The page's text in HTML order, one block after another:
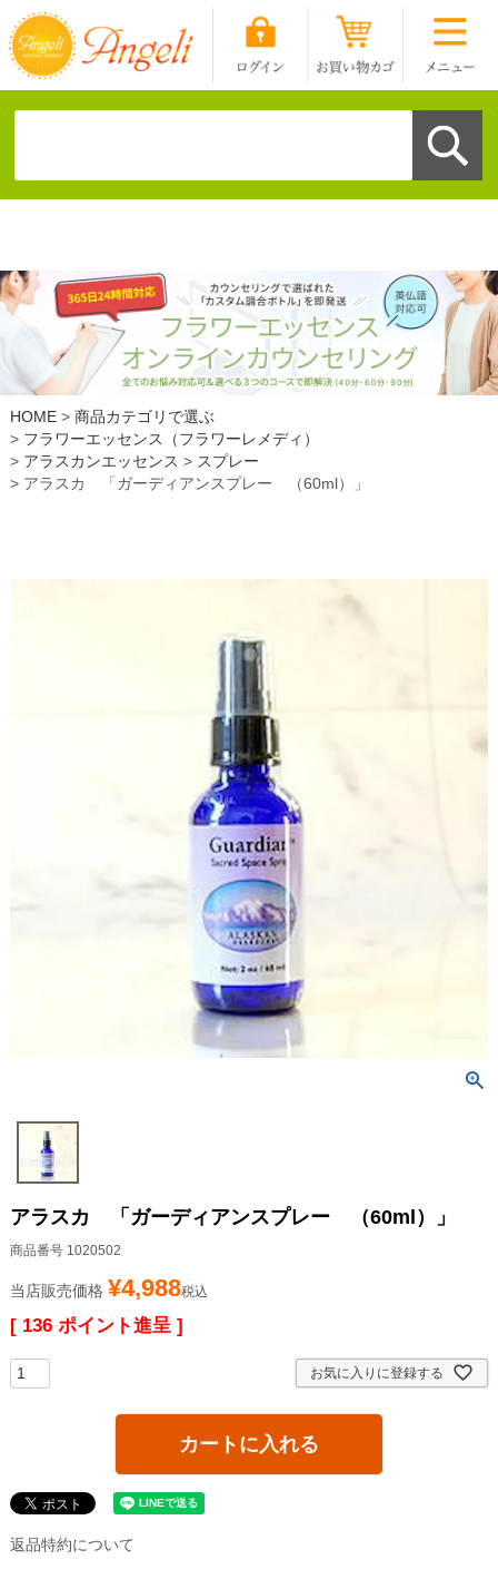
HOME
商品カテゴリで選ぶ
フラワーエッセンス（フラワーレメディ）
アラスカンエッセンス
スプレー
アラスカ 「ガーディアンスプレー （60ml）」
アラスカ 「ガーディアンスプレー （60ml）」
商品番号 1020502
当店販売価格 ¥4,988税込
[ 136 ポイント進呈 ]
お気に入りに登録する
カートに入れる
返品特約について